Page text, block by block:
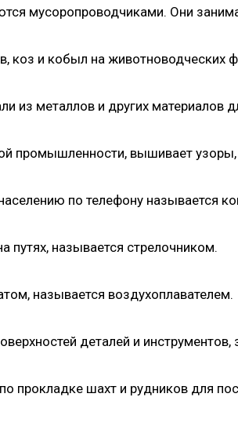
мусоропроводчиками. Они
коз и кобыл на животноводческих
из металлов и других материалов
промышленности, вышивает узоры,
по телефону называется
называется стрелочником.
называется воздухоплавателем.
деталей и инструментов,
прокладке шахт и рудников для